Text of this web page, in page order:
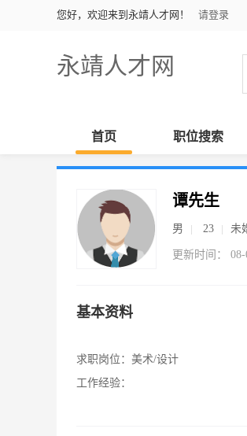
您好，欢迎来到永靖人才网！ 请登录
永靖人才网
首页 职位搜索
谭先生
男 23 未
更新时间： 08-
基本资料
求职岗位： 美术/设计
工作经验：